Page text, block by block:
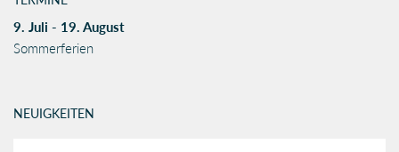
9. Juli - 19. August
Sommerferien
NEUIGKEITEN